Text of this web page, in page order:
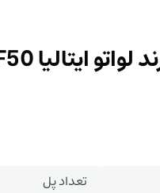
تعداد پل